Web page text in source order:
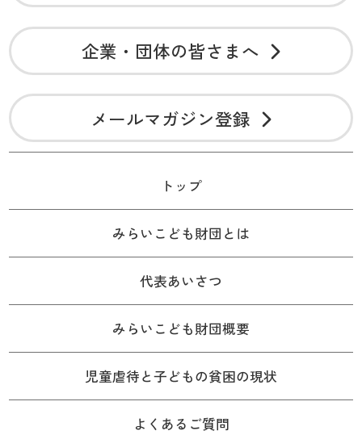
企業・団体の皆さまへ
メールマガジン登録
トップ
みらいこども財団とは
代表あいさつ
みらいこども財団概要
児童虐待と子どもの貧困の現状
よくあるご質問